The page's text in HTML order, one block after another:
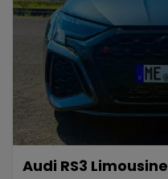
Tesla
Bentley
Bugatti
Audi RS3 Limousine